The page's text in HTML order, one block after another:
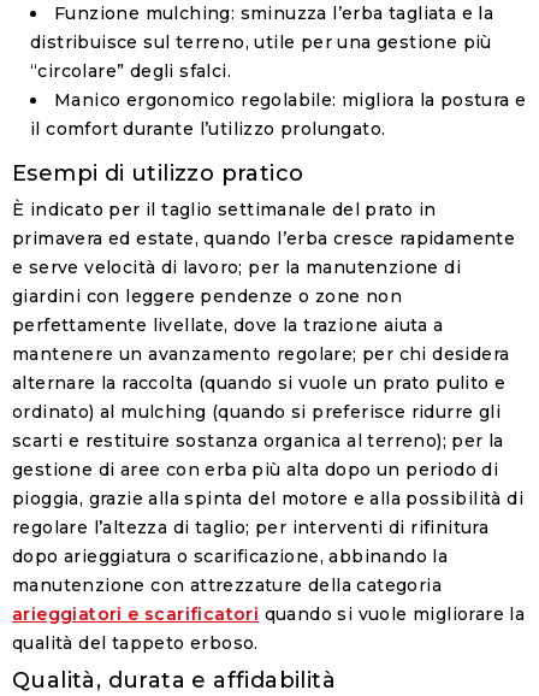
Funzione mulching: sminuzza l’erba tagliata e la
distribuisce sul terreno, utile per una gestione più
“circolare” degli sfalci.
Manico ergonomico regolabile: migliora la postura e
il comfort durante l’utilizzo prolungato.
Esempi di utilizzo pratico
È indicato per il taglio settimanale del prato in
primavera ed estate, quando l’erba cresce rapidamente
e serve velocità di lavoro; per la manutenzione di
giardini con leggere pendenze o zone non
perfettamente livellate, dove la trazione aiuta a
mantenere un avanzamento regolare; per chi desidera
alternare la raccolta (quando si vuole un prato pulito e
ordinato) al mulching (quando si preferisce ridurre gli
scarti e restituire sostanza organica al terreno); per la
gestione di aree con erba più alta dopo un periodo di
pioggia, grazie alla spinta del motore e alla possibilità di
regolare l’altezza di taglio; per interventi di rifinitura
dopo arieggiatura o scarificazione, abbinando la
manutenzione con attrezzature della categoria
arieggiatori e scarificatori quando si vuole migliorare la
qualità del tappeto erboso.
Qualità, durata e affidabilità